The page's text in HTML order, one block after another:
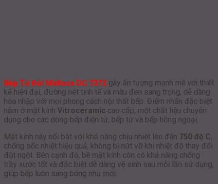
Bếp Từ Đôi Malloca DC 7372 gây ấn tượng mạnh mẽ với thiết
kế hiện đại, đường nét tinh tế và màu đen sang trọng, dễ dàng
hòa nhập với mọi phong cách nội thất bếp. Điểm nhấn đặc biệt
nằm ở mặt kính Vitroceramic cao cấp, một chất liệu chuyên
dụng cho các dòng bếp điện từ, bếp từ và bếp hồng ngoại.
Mặt kính này nổi bật với khả năng chịu nhiệt lên đến 750 độ C,
chống sốc nhiệt hiệu quả, không bị nứt vỡ khi nhiệt độ thay đổi
đột ngột. Bên cạnh đó, bề mặt kính còn có khả năng chống
trầy xước tốt và đặc biệt dễ dàng vệ sinh sau mỗi lần sử dụng,
giúp bếp luôn sáng bóng như mới.